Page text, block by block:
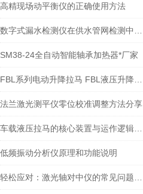
高精现场动平衡仪的正确使用方法
SM38-24全自动智能轴承加热器*厂家
法兰激光测平仪零位校准调整方法分享
低频振动分析仪原理和功能说明